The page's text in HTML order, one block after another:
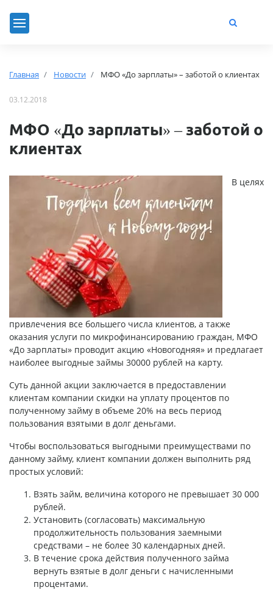
Главная Новости МФО «До зарплаты» – заботой о клиентах
03.12.2018
МФО «До зарплаты» – заботой о
клиентах
В целях
привлечения все большего числа клиентов, а также
оказания услуги по микрофинансированию граждан, МФО
«До зарплаты» проводит акцию «Новогодняя» и предлагает
наиболее выгодные займы 30000 рублей на карту.
Суть данной акции заключается в предоставлении
клиентам компании скидки на уплату процентов по
полученному займу в объеме 20% на весь период
пользования взятыми в долг деньгами.
Чтобы воспользоваться выгодными преимуществами по
данному займу, клиент компании должен выполнить ряд
простых условий:
Взять займ, величина которого не превышает 30 000
рублей.
Установить (согласовать) максимальную
продолжительность пользования заемными
средствами – не более 30 календарных дней.
В течение срока действия полученного займа
вернуть взятые в долг деньги с начисленными
процентами.